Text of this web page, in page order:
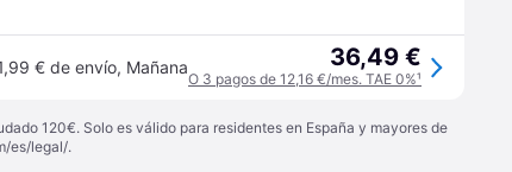
€ de envío, Mañana 36,49 €
O 3 pagos de 12,16 €/mes. TAE 0%¹
120€. Solo es válido para residentes en España y mayores de
es/legal/.